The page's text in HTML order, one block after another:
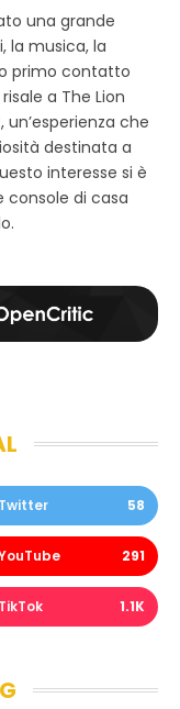
una grande
la musica, la
primo contatto
a The Lion
un’esperienza che
destinata a
interesse si è
di casa
Twitter 58
291
TikTok 1.1K